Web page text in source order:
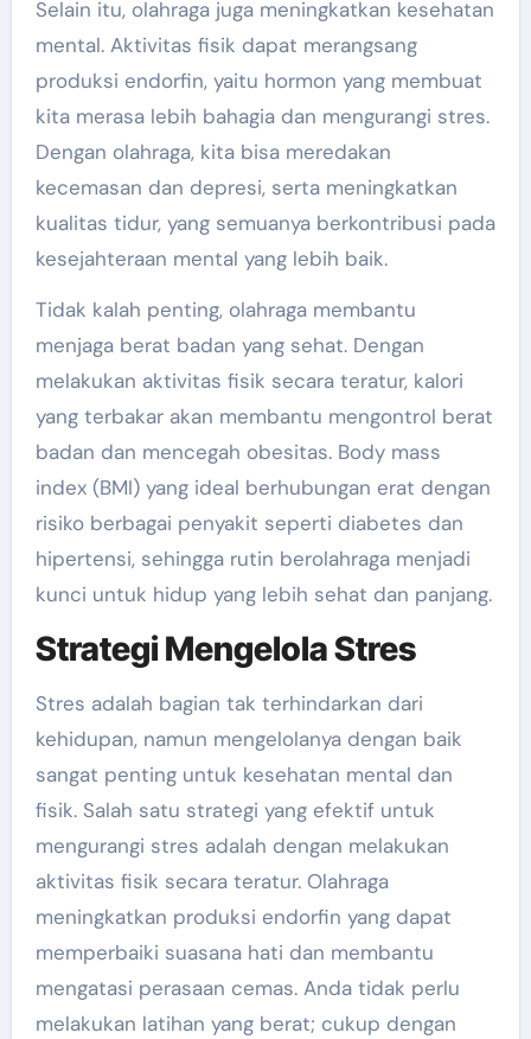
Selain itu, olahraga juga meningkatkan kesehatan
mental. Aktivitas fisik dapat merangsang
produksi endorfin, yaitu hormon yang membuat
kita merasa lebih bahagia dan mengurangi stres.
Dengan olahraga, kita bisa meredakan
kecemasan dan depresi, serta meningkatkan
kualitas tidur, yang semuanya berkontribusi pada
kesejahteraan mental yang lebih baik.
Tidak kalah penting, olahraga membantu
menjaga berat badan yang sehat. Dengan
melakukan aktivitas fisik secara teratur, kalori
yang terbakar akan membantu mengontrol berat
badan dan mencegah obesitas. Body mass
index (BMI) yang ideal berhubungan erat dengan
risiko berbagai penyakit seperti diabetes dan
hipertensi, sehingga rutin berolahraga menjadi
kunci untuk hidup yang lebih sehat dan panjang.
Strategi Mengelola Stres
Stres adalah bagian tak terhindarkan dari
kehidupan, namun mengelolanya dengan baik
sangat penting untuk kesehatan mental dan
fisik. Salah satu strategi yang efektif untuk
mengurangi stres adalah dengan melakukan
aktivitas fisik secara teratur. Olahraga
meningkatkan produksi endorfin yang dapat
memperbaiki suasana hati dan membantu
mengatasi perasaan cemas. Anda tidak perlu
melakukan latihan yang berat; cukup dengan